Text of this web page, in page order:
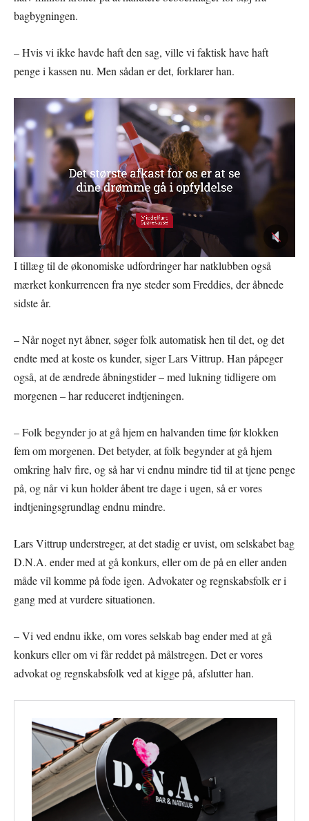
bagbygningen.
– Hvis vi ikke havde haft den sag, ville vi faktisk have haft
penge i kassen nu. Men sådan er det, forklarer han.
I tillæg til de økonomiske udfordringer har natklubben også
mærket konkurrencen fra nye steder som Freddies, der åbnede
sidste år.
– Når noget nyt åbner, søger folk automatisk hen til det, og det
endte med at koste os kunder, siger Lars Vittrup. Han påpeger
også, at de ændrede åbningstider – med lukning tidligere om
morgenen – har reduceret indtjeningen.
– Folk begynder jo at gå hjem en halvanden time før klokken
fem om morgenen. Det betyder, at folk begynder at gå hjem
omkring halv fire, og så har vi endnu mindre tid til at tjene penge
på, og når vi kun holder åbent tre dage i ugen, så er vores
indtjeningsgrundlag endnu mindre.
Lars Vittrup understreger, at det stadig er uvist, om selskabet bag
D.N.A. ender med at gå konkurs, eller om de på en eller anden
måde vil komme på fode igen. Advokater og regnskabsfolk er i
gang med at vurdere situationen.
– Vi ved endnu ikke, om vores selskab bag ender med at gå
konkurs eller om vi får reddet på målstregen. Det er vores
advokat og regnskabsfolk ved at kigge på, afslutter han.